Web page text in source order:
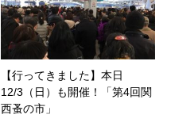
【行ってきました】本日
12/3（日）も開催！「第4回関
西蚤の市」